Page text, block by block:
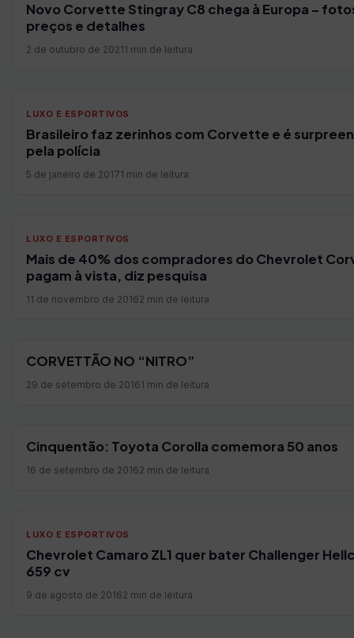
Novo Corvette Stingray C8 chega à Europa –
preços e detalhes
2 de outubro de 20211 min de leitura
LUXO E ESPORTIVOS
Brasileiro faz zerinhos com Corvette e é
pela polícia
5 de janeiro de 20171 min de leitura
LUXO E ESPORTIVOS
Mais de 40% dos compradores do Chevrolet
pagam à vista, diz pesquisa
11 de novembro de 20162 min de leitura
CORVETTÃO NO “NITRO”
29 de setembro de 20161 min de leitura
Cinquentão: Toyota Corolla comemora 50 anos
16 de setembro de 20162 min de leitura
LUXO E ESPORTIVOS
Chevrolet Camaro ZL1 quer bater Challenger
659 cv
9 de agosto de 20162 min de leitura